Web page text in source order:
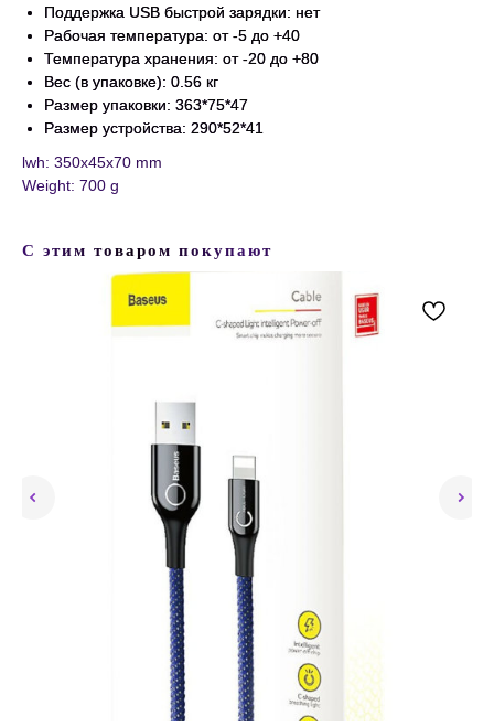
Поддержка USB быстрой зарядки: нет
Рабочая температура: от -5 до +40
Температура хранения: от -20 до +80
Вес (в упаковке): 0.56 кг
Размер упаковки: 363*75*47
Размер устройства: 290*52*41
lwh: 350x45x70 mm
Weight: 700 g
С этим товаром покупают